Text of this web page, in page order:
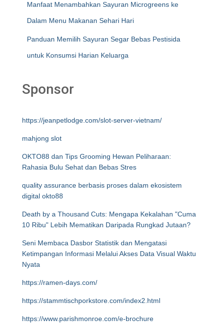
Manfaat Menambahkan Sayuran Microgreens ke
Dalam Menu Makanan Sehari Hari
Panduan Memilih Sayuran Segar Bebas Pestisida
untuk Konsumsi Harian Keluarga
Sponsor
https://jeanpetlodge.com/slot-server-vietnam/
mahjong slot
OKTO88 dan Tips Grooming Hewan Peliharaan:
Rahasia Bulu Sehat dan Bebas Stres
quality assurance berbasis proses dalam ekosistem
digital okto88
Death by a Thousand Cuts: Mengapa Kekalahan "Cuma
10 Ribu" Lebih Mematikan Daripada Rungkad Jutaan?
Seni Membaca Dasbor Statistik dan Mengatasi
Ketimpangan Informasi Melalui Akses Data Visual Waktu
Nyata
https://ramen-days.com/
https://stammtischporkstore.com/index2.html
https://www.parishmonroe.com/e-brochure